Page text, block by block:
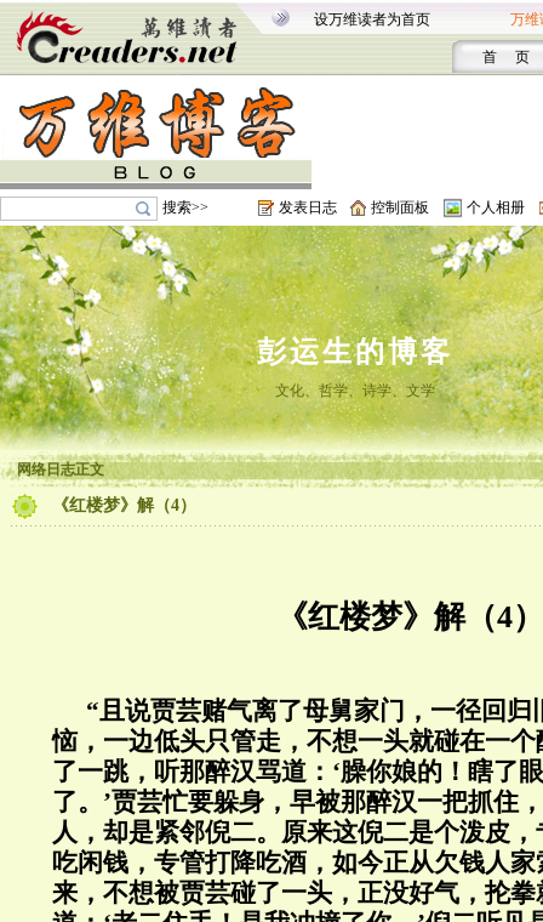
设万维读者为首页 万维
首 页
搜索>> 发表日志 控制面板 个人相册
彭运生的博客
文化、哲学、诗学、文学
网络日志正文
《红楼梦》解（4）
《红楼梦》解（4）
“且说贾芸赌气离了母舅家门，一径回归
恼，一边低头只管走，不想一头就碰在一
了一跳，听那醉汉骂道：‘臊你娘的！瞎了
了。’贾芸忙要躲身，早被那醉汉一把抓住
人，却是紧邻倪二。原来这倪二是个泼皮
吃闲钱，专管打降吃酒，如今正从欠钱人
来，不想被贾芸碰了一头，正没好气，抡